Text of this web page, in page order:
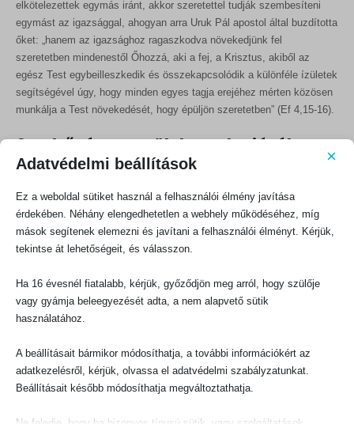
elkötelezettek egymás iránt, akkor szeretettel tudják szembesíteni
egymást az igazsággal, ahogyan arra Uruk Pál apostol által buzdította
őket: „hanem az igazsághoz ragaszkodva növekedjünk fel
szeretetben mindenestől Őhozzá, aki a fej, a Krisztus, akiből az
egész Test egybeilleszkedik és összekapcsolódik a különféle ízületek
segítségével úgy, hogy minden egyes tagja erejéhez mérten közösen
munkálja a Test növekedését, hogy épüljön szeretetben” (Ef 4,15-16).
6. A hűséges gyülekezetbe járók
folyamatosan növekedni fognak
üdvösségük szempontjából, míg a
gyülekezetbe nem járók nem
„…mint újszülött csecsemők a hamisítatlan lelki tejet kívánjátok, hogy
azon növekedjetek az üdvösségre” (1Pét 2,2). Isten bizonyos
növekedhetnek hitükben, ezért ezen eszközök figyelmen kívül
hagyása elfojtja a szellemi egészséget és növekedést. Prédikációt
hallgatni Isten Igéjéről, közösen énekelni Isten Igéjéről az
Adatvédelmi beállítások ×
Ez a weboldal sütiket használ a felhasználói élmény javítása
érdekében. Néhány elengedhetetlen a webhely működéséhez, míg
mások segítenek elemezni és javítani a felhasználói élményt. Kérjük,
tekintse át lehetőségeit, és válasszon.
Ha 16 évesnél fiatalabb, kérjük, győződjön meg arról, hogy szülője
vagy gyámja beleegyezését adta, a nem alapvető sütik
használatához.
A beállításait bármikor módosíthatja, a további információkért az
adatkezelésről, kérjük, olvassa el adatvédelmi szabályzatunkat.
Beállításait később módosíthatja megváltoztathatja.